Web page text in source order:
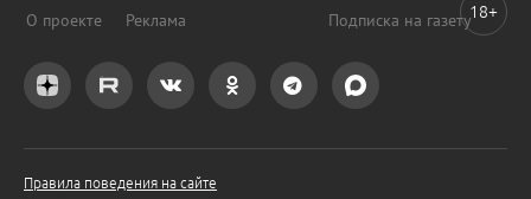
О проекте Реклама Подписка на газету
Правила поведения на сайте
18+